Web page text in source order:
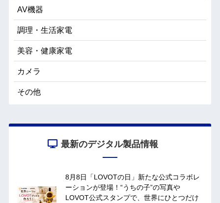
AV機器
調理・生活家電
美容・健康家電
カメラ
その他
最新のデジタル製品情報
8月8日「LOVOTの日」新たな公式コラボレ
ーションが登場！“うちの子”の写真や
LOVOT公式スタンプで、世界にひとつだけ